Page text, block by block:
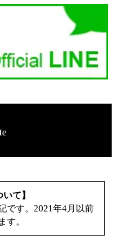
て】
です。2021年4月以前
す。